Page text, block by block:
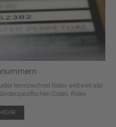
kennzeichnet Rolex weltweit alle
Codes. Rolex ...
MEHR